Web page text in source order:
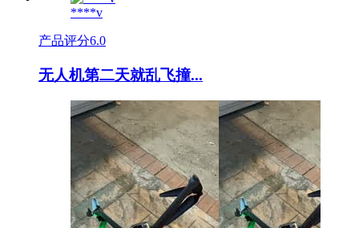
****v
产品评分6.0
无人机第二天就乱飞撞...